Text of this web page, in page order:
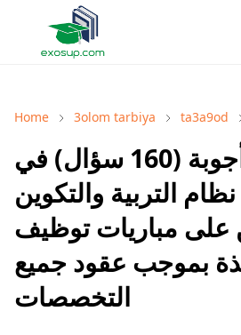
Home 3olom tarbiya ta3a9od
أسئلة وأجوبة (160 سؤال) في
التربية والتكوين
على مباريات توظيف
بموجب عقود جميع
التخصصات